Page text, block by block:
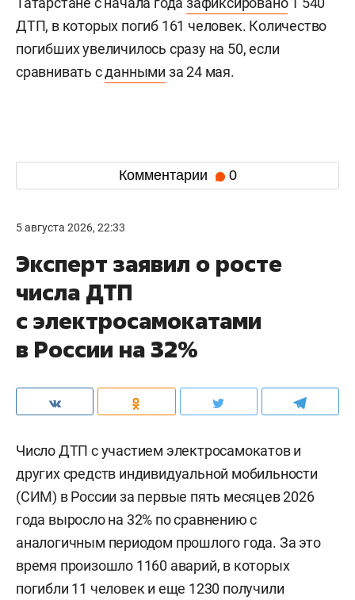
ДТП, в которых погиб 161 человек. Количество
погибших увеличилось сразу на 50, если
сравнивать сданными за 24 мая.
Комментарии 0
5 августа 2026, 22:33
Эксперт заявил о росте
числа ДТП
с электросамокатами
в России на 32%
Число ДТП с участием электросамокатов и
других средств индивидуальной мобильности
(СИМ) в России за первые пять месяцев 2026
года выросло на 32% по сравнению с
аналогичным периодом прошлого года. За это
время произошло 1160 аварий, в которых
погибли 11 человек и еще 1230 получили